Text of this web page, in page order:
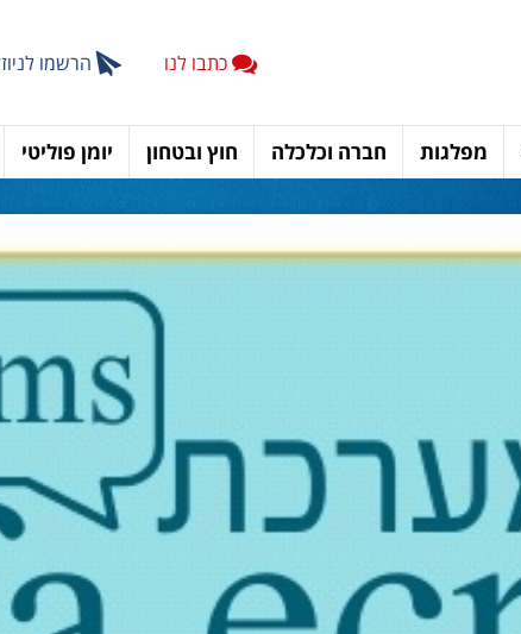
כתבו לנו הרשמו
מפלגות חברה וכלכלה חוץ ובטחון יומן פוליטי